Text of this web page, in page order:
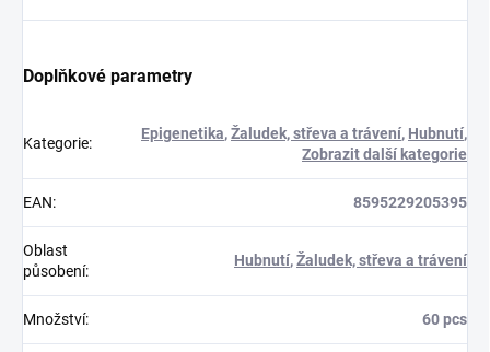
Doplňkové parametry
Kategorie:
Epigenetika,Žaludek, střeva a trávení, Hubnutí,
Zobrazit další kategorie
EAN: 8595229205395
Oblast
působení:
Hubnutí,Žaludek, střeva a trávení
Množství: 60 pcs